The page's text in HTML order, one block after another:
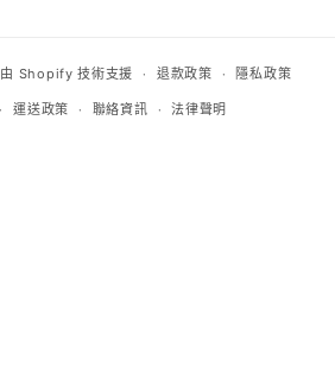
由 Shopify 技術支援 退款政策 隱私政策
運送政策 聯絡資訊 法律聲明